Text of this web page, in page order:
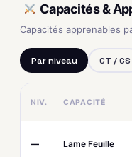
Capacités &
Capacités apprenables
Par niveau CT / CS
NIV. CAPACITÉ
— Lame Feuille